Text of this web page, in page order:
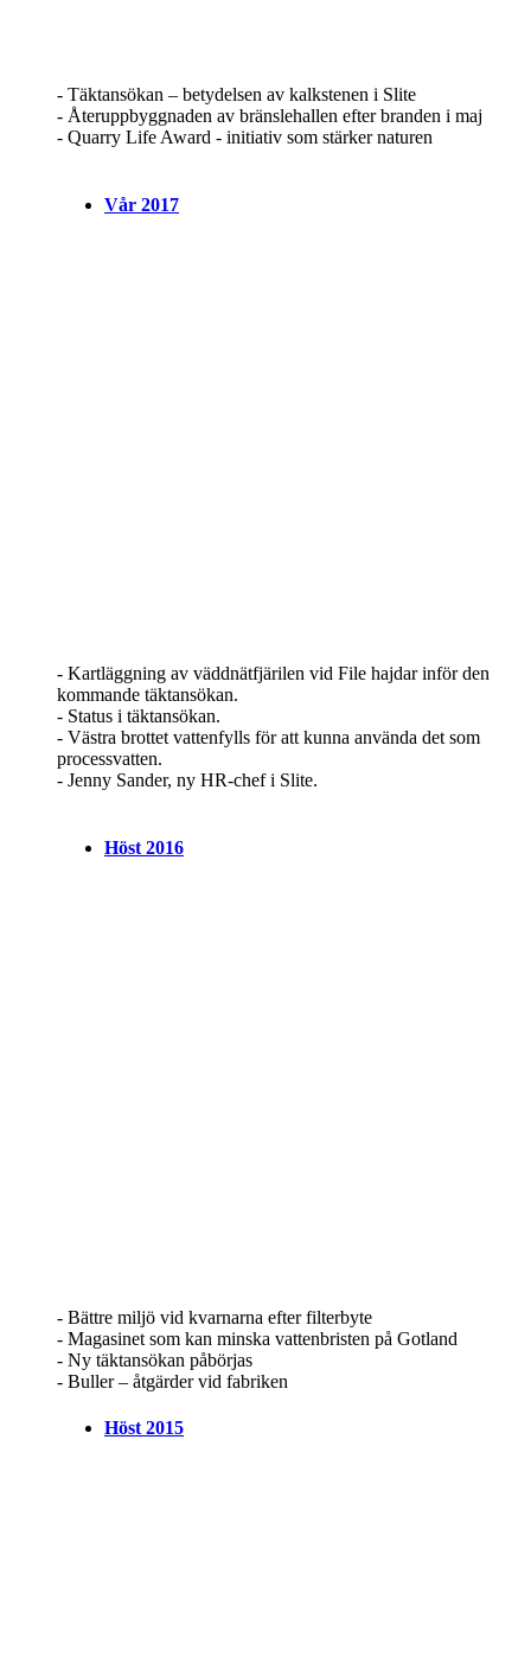
- Täktansökan – betydelsen av kalkstenen i Slite
- Återuppbyggnaden av bränslehallen efter branden i maj
- Quarry Life Award - initiativ som stärker naturen
Vår 2017
- Kartläggning av väddnätfjärilen vid File hajdar inför den
kommande täktansökan.
- Status i täktansökan.
- Västra brottet vattenfylls för att kunna använda det som
processvatten.
- Jenny Sander, ny HR-chef i Slite.
Höst 2016
- Bättre miljö vid kvarnarna efter filterbyte
- Magasinet som kan minska vattenbristen på Gotland
- Ny täktansökan påbörjas
- Buller – åtgärder vid fabriken
Höst 2015